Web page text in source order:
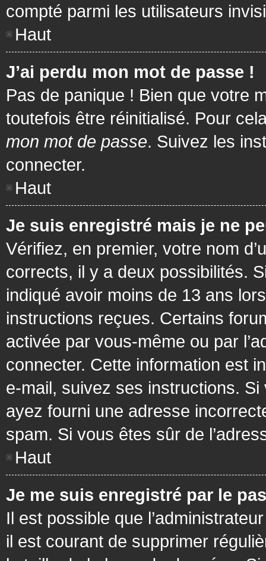
compté parmi les utilisateurs
Haut
J’ai perdu mon mot de passe !
Pas de panique ! Bien que votre
toutefois être réinitialisé. Pour
mon mot de passe. Suivez les
connecter.
Haut
Je suis enregistré mais je ne
Vérifiez, en premier, votre nom
corrects, il y a deux possibilités.
indiqué avoir moins de 13 ans
instructions reçues. Certains
activée par vous-même ou par
connecter. Cette information est
e-mail, suivez ses instructions. Si
ayez fourni une adresse
spam. Si vous êtes sûr de
Haut
Je me suis enregistré par le
Il est possible que
il est courant de supprimer